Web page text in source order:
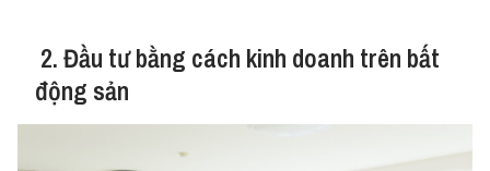
2. Đầu tư bằng cách kinh doanh trên bất
động sản